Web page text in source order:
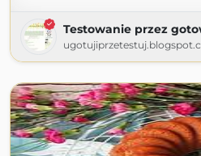
Testowanie przez